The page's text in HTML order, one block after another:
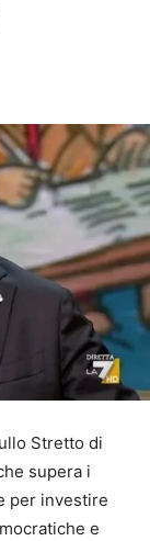
Stretto di
supera i
per investire
e